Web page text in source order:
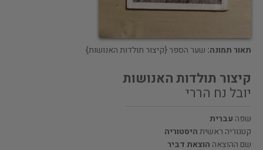
תאור תמונה: שער הספר {קיצור תולדות האנושות}
קיצור תולדות האנושות
יובל נח הררי
שפה עברית
קטגוריה ראשיתהיסטוריה
שם ההוצאה הוצאת דביר